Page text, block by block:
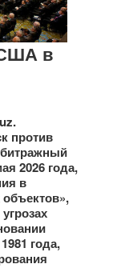
в
против
2026 года,
в
года,